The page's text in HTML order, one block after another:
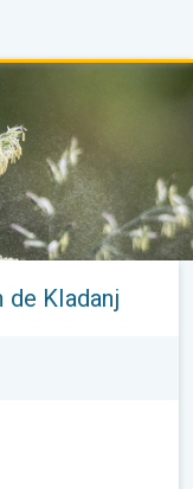
Kladanj